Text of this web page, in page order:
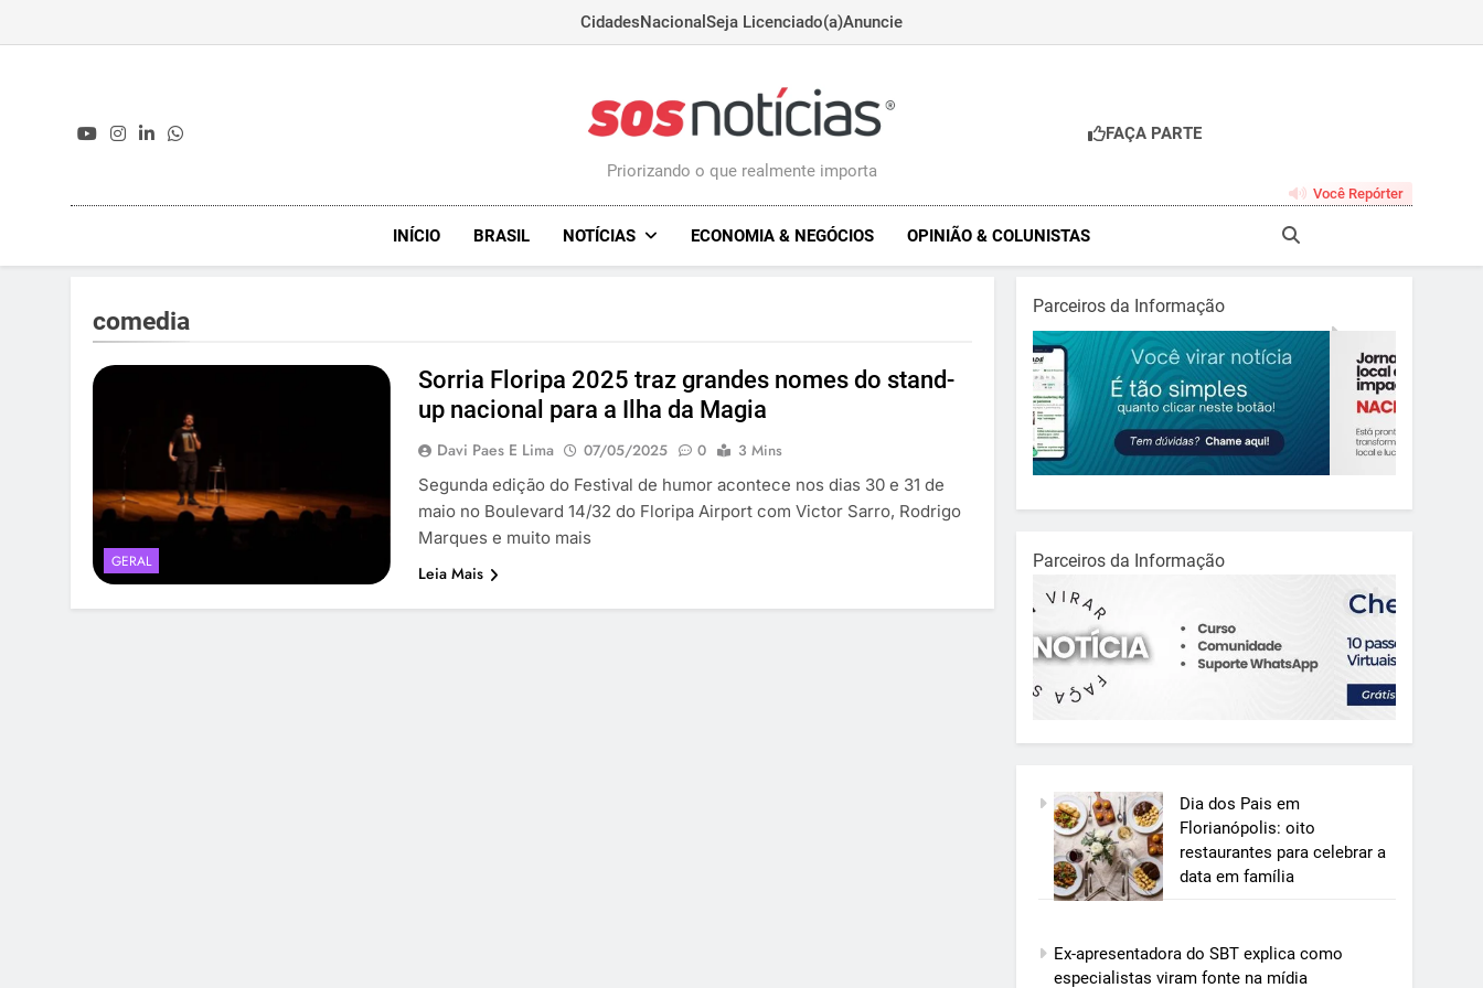
CidadesNacional Seja Licenciado(a)Anuncie
Sosnoticias.com.br
Priorizando o que realmente importa
FAÇA PARTE
Você Repórter
INÍCIO BRASIL NOTÍCIAS ECONOMIA & NEGÓCIOS OPINIÃO & COLUNISTAS
comedia
GERAL
Sorria Floripa 2025 traz grandes nomes do stand-
up nacional para a Ilha da Magia
Davi Paes E Lima 07/05/2025 0
3 Mins
Segunda edição do Festival de humor acontece nos dias 30 e 31 de
maio no Boulevard 14/32 do Floripa Airport com Victor Sarro, Rodrigo
Marques e muito mais
Leia Mais
Parceiros da Informação
Parceiros da Informação
Dia dos Pais em
Florianópolis: oito
restaurantes para celebrar a
data em família
Ex-apresentadora do SBT explica como
especialistas viram fonte na mídia